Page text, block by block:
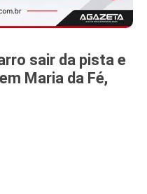
sair da pista e
Maria da Fé,